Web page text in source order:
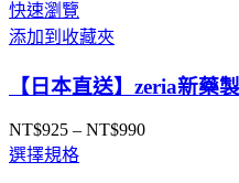
快速瀏覽
添加到收藏夾
【日本直送】zeria新藥
NT$925 – NT$990價
選擇規格